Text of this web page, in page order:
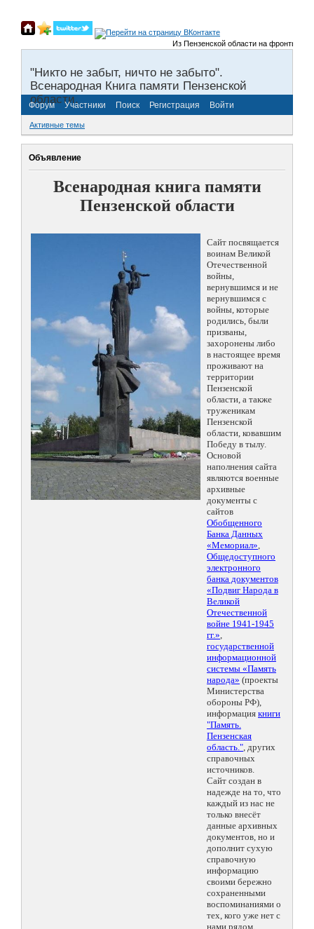
Из Пензенской области на фронты
"Никто не забыт, ничто не забыто".
Всенародная Книга памяти Пензенской
области.
Форум Участники Поиск Регистрация Войти
Активные темы
Объявление
Всенародная книга памяти
Пензенской области
Сайт посвящается
воинам Великой
Отечественной
войны,
вернувшимся и не
вернувшимся с
войны, которые
родились, были
призваны,
захоронены либо
в настоящее время
проживают на
территории
Пензенской
области, а также
труженикам
Пензенской
области, ковавшим
Победу в тылу.
Основой
наполнения сайта
являются военные
архивные
документы с
сайтов
Обобщенного
Банка Данных
«Мемориал»,
Общедоступного
электронного
банка документов
«Подвиг Народа в
Великой
Отечественной
войне 1941-1945
гг.»,
государственной
информационной
системы «Память
народа» (проекты
Министерства
обороны РФ),
информация книги
"Память.
Пензенская
область.", других
справочных
источников.
Сайт создан в
надежде на то, что
каждый из нас не
только внесёт
данные архивных
документов, но и
дополнит сухую
справочную
информацию
своими бережно
сохраненными
воспоминаниями о
тех, кого уже нет с
нами рядом,